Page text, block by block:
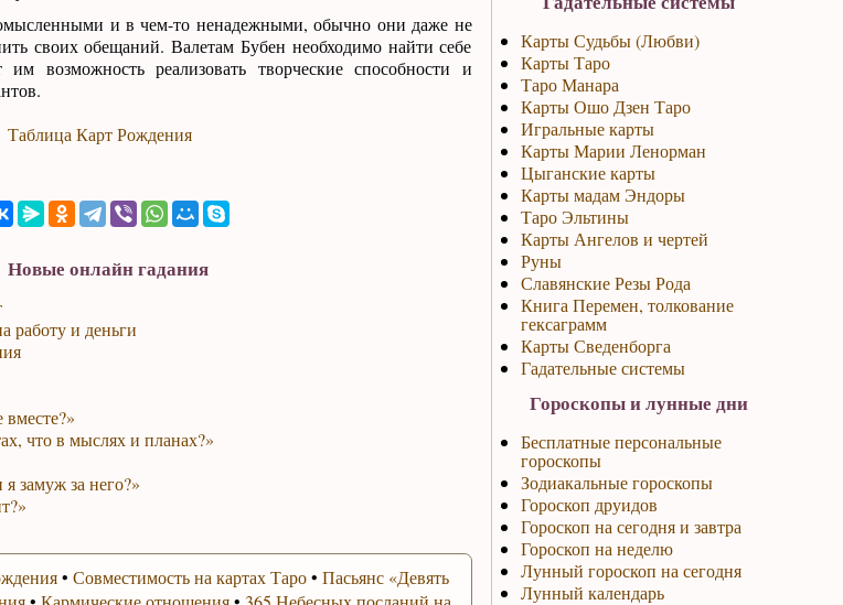
и в чем-то ненадежными, обычно они даже не
своих обещаний. Валетам Бубен необходимо найти себе
возможность реализовать творческие способности и
Таблица Карт Рождения
Новые онлайн гадания
работу и деньги
что в мыслях и планах?»
замуж за него?»
• Совместимость на картах Таро• Пасьянс «Девять
Карты Судьбы (Любви)
Карты Таро
Таро Манара
Карты Ошо Дзен Таро
Игральные карты
Карты Марии Ленорман
Цыганские карты
Карты мадам Эндоры
Таро Эльтины
Карты Ангелов и чертей
Руны
Славянские Резы Рода
Книга Перемен, толкование
гексаграмм
Карты Сведенборга
Гадательные системы
Гороскопы и лунные дни
Бесплатные персональные
гороскопы
Зодиакальные гороскопы
Гороскоп друидов
Гороскоп на сегодня и завтра
Гороскоп на неделю
Лунный гороскоп на сегодня
Лунный календарь